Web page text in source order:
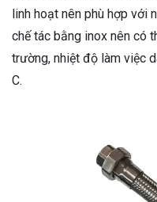
linh hoạt nên phù hợp với
chế tác bằng inox nên có
trường, nhiệt độ làm việc
C.